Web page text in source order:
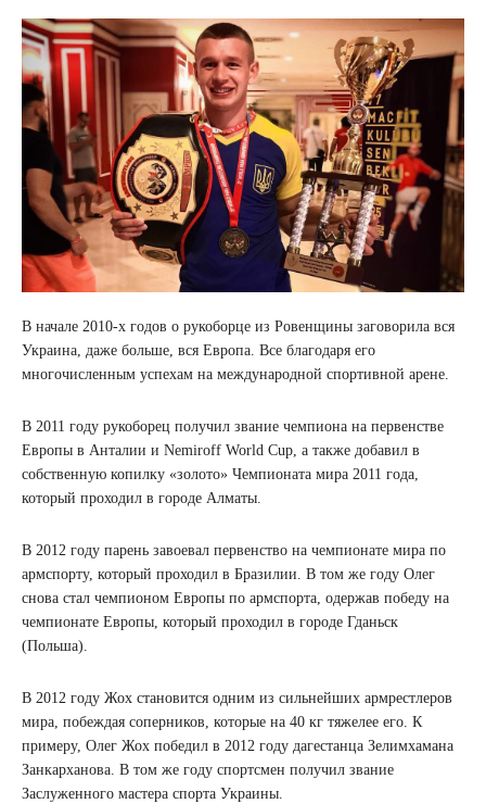
В начале 2010-х годов о рукоборце из Ровенщины заговорила вся
Украина, даже больше, вся Европа. Все благодаря его
многочисленным успехам на международной спортивной арене.
В 2011 году рукоборец получил звание чемпиона на первенстве
Европы в Анталии и Nemiroff World Cup, а также добавил в
собственную копилку «золото» Чемпионата мира 2011 года,
который проходил в городе Алматы.
В 2012 году парень завоевал первенство на чемпионате мира по
армспорту, который проходил в Бразилии. В том же году Олег
снова стал чемпионом Европы по армспорта, одержав победу на
чемпионате Европы, который проходил в городе Гданьск
(Польша).
В 2012 году Жох становится одним из сильнейших армрестлеров
мира, побеждая соперников, которые на 40 кг тяжелее его. К
примеру, Олег Жох победил в 2012 году дагестанца Зелимхамана
Занкарханова. В том же году спортсмен получил звание
Заслуженного мастера спорта Украины.